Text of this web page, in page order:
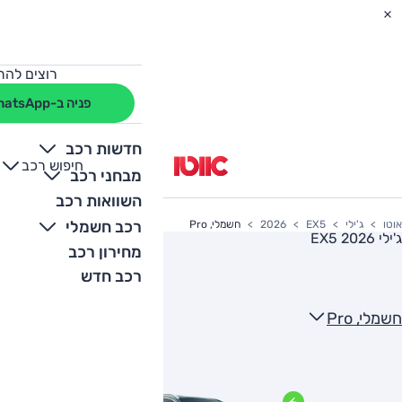
רוצים
פניה ב-WhatsApp
חדשות רכב
מבחני רכב
השוואות רכב
רכב חשמלי
מחירון רכב
רכב חדש
חיפוש רכב
+
-
אוטו ג'ילי EX5
2026 חשמלי, Pro
ג'ילי EX5 2026
חשמלי, Pro